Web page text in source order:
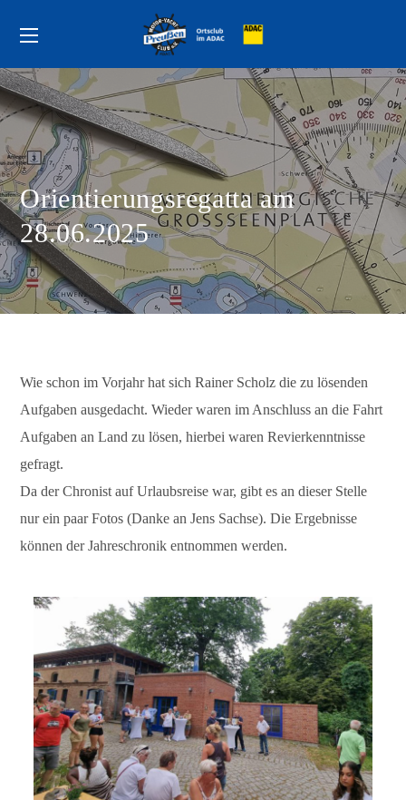
Orientierungsregatta am
28.06.2025
Wie schon im Vorjahr hat sich Rainer Scholz die zu lösenden
Aufgaben ausgedacht. Wieder waren im Anschluss an die Fahrt
Aufgaben an Land zu lösen, hierbei waren Revierkenntnisse
gefragt.
Da der Chronist auf Urlaubsreise war, gibt es an dieser Stelle
nur ein paar Fotos (Danke an Jens Sachse). Die Ergebnisse
können der Jahreschronik entnommen werden.